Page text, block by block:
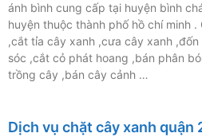
ánh bình cung cấp tại huyện bình
huyện thuộc thành phố hồ chí minh
,cắt tỉa cây xanh ,cưa cây xanh
sóc ,cắt cỏ phát hoang ,bán phân
trồng cây ,bán cây cảnh …
Dịch vụ chặt cây xanh quận